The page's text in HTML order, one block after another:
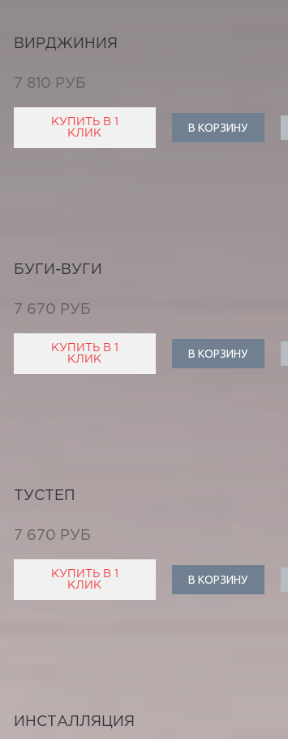
ВИРДЖИНИЯ
7 810 РУБ
КУПИТЬ В 1
КЛИК
В КОРЗИНУ
БУГИ-ВУГИ
7 670 РУБ
КУПИТЬ В 1
КЛИК
В КОРЗИНУ
ТУСТЕП
7 670 РУБ
КУПИТЬ В 1
КЛИК
В КОРЗИНУ
ИНСТАЛЛЯЦИЯ